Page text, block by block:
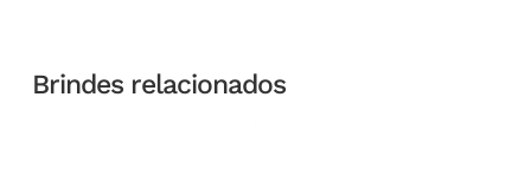
Brindes relacionados